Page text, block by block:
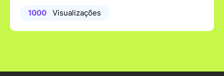
1000 Visualizações